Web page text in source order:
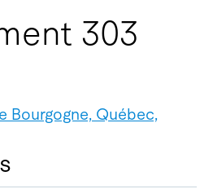
303
Bourgogne, Québec,